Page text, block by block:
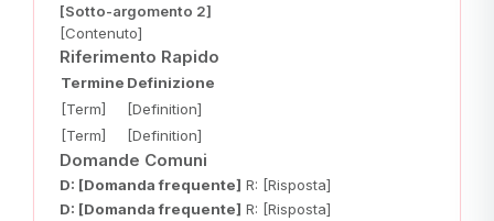
[Sotto-argomento 2]
[Contenuto]
Riferimento Rapido
Termine Definizione
[Term]
[Definition]
[Term]
[Definition]
Domande Comuni
D: [Domanda frequente] R: [Risposta]
D: [Domanda frequente] R: [Risposta]